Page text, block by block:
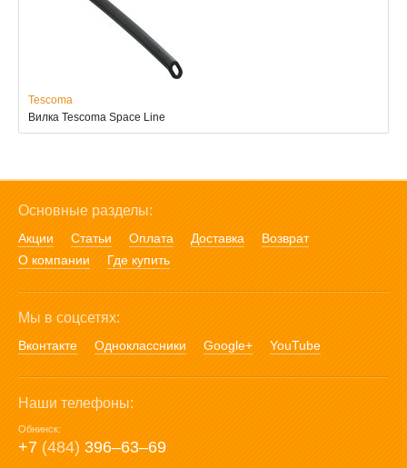
Tescoma
Вилка Tescoma Space Line
Основные разделы:
Акции Статьи Оплата Доставка
Возврат
О компании
Где купить
Мы в соцсетях:
Вконтакте Одноклассники Google+ YouTube
Наши телефоны:
Обнинск:
+7 (484) 396‒63‒69